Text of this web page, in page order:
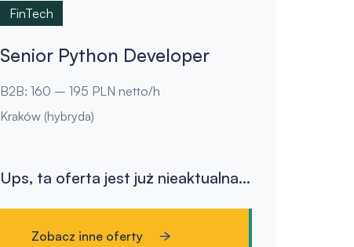
FinTech
Senior Python Developer
B2B: 160 – 195 PLN netto/h
Kraków (hybryda)
Ups, ta oferta jest już nieaktualna...
Zobacz inne oferty